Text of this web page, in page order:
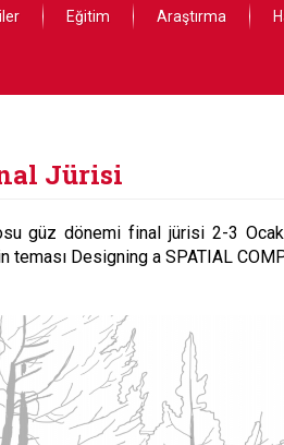
Eğitim Araştırma
Jürisi
güz dönemi final jürisi 2-3
Designing a SPATIAL